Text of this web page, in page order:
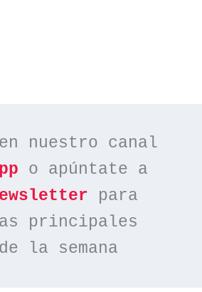
nuestro canal
o apúntate a
para
principales
la semana